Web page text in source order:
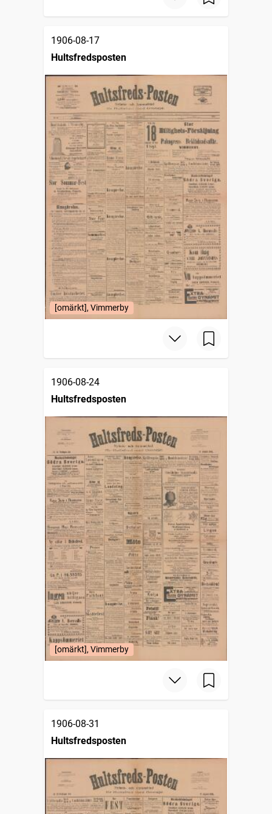
1906-08-17
Hultsfredsposten
[omärkt], Vimmerby
1906-08-24
Hultsfredsposten
[omärkt], Vimmerby
1906-08-31
Hultsfredsposten